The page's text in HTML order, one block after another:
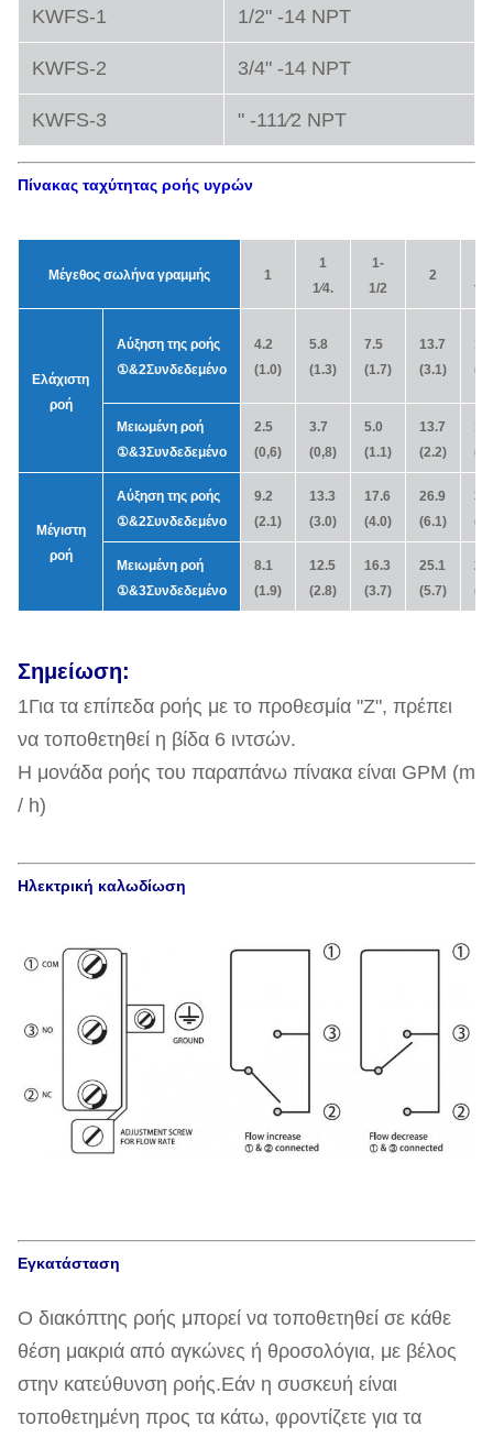
KWFS-1 1/2" -14 NPT
KWFS-2 3/4" -14 NPT
KWFS-3 " -111⁄2 NPT
Πίνακας ταχύτητας ροής υγρών
Μέγεθος σωλήνα γραμμής 1
1
1⁄4.
1-
1/2
2
Ελάχιστη
ροή
Αύξηση της ροής
①&2Συνδεδεμένο
4.2
(1.0)
5.8
(1.3)
7.5
(1.7)
13.7
(3.1)
Μειωμένη ροή
①&3Συνδεδεμένο
2.5
(0,6)
3.7
(0,8)
5.0
(1.1)
13.7
(2.2)
Μέγιστη
ροή
Αύξηση της ροής
①&2Συνδεδεμένο
9.2
(2.1)
13.3
(3.0)
17.6
(4.0)
26.9
(6.1)
Μειωμένη ροή
①&3Συνδεδεμένο
8.1
(1.9)
12.5
(2.8)
16.3
(3.7)
25.1
(5.7)
Σημείωση:
1Για τα επίπεδα ροής με το προθεσμία "Z", πρέπει
να τοποθετηθεί η βίδα 6 ιντσών.
Η μονάδα ροής του παραπάνω πίνακα είναι GPM (m
/ h)
Ηλεκτρική καλωδίωση
Εγκατάσταση
Ο διακόπτης ροής μπορεί να τοποθετηθεί σε κάθε
θέση μακριά από αγκώνες ή θροσολόγια, με βέλος
στην κατεύθυνση ροής.Εάν η συσκευή είναι
τοποθετημένη προς τα κάτω, φροντίζετε για τα